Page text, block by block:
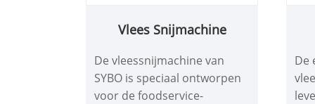
Vlees Snijmachine
De vleessnijmachine van
SYBO is speciaal ontworpen
voor de foodservice-
De